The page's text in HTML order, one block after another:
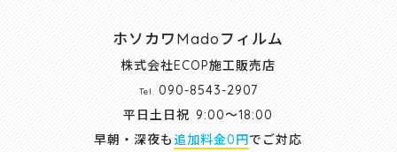
ホソカワMadoフィルム
株式会社ECOP施工販売店
Tel.
090-8543-2907
平日土日祝 9:00～18:00
早朝・深夜も 追加料金0円でご対応